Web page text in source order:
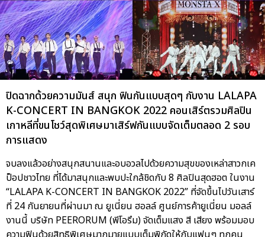
ปิดฉากด้วยความมันส์ สนุก ฟินกันแบบสุดๆ กับงาน LALAPA
K-CONCERT IN BANGKOK 2022 คอนเสิร์ตรวมศิลปิน
เกาหลีที่ขนโชว์สุดพิเศษมาเสิร์ฟกันแบบจัดเต็มตลอด 2 รอบ
การแสดง
จบลงแล้วอย่างสนุกสนานและอบอวลไปด้วยความสุขของเหล่าสาวกเค
ป็อปชาวไทย ที่ได้มาสนุกและพบปะใกล้ชิดกับ 8 ศิลปินสุดฮอต ในงาน
“LALAPA K-CONCERT IN BANGKOK 2022” ที่จัดขึ้นไปวันเสาร์
ที่ 24 กันยายนที่ผ่านมา ณ ยูเนี่ยน ฮอลล์ ศูนย์การค้ายูเนี่ยน มอลล์
งานนี้ บริษัท PEERORUM (พีโอรึม) จัดเต็มแสง สี เสียง พร้อมมอบ